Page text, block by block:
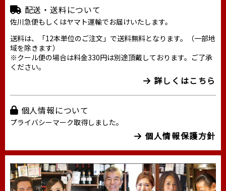
配送・送料について
佐川急便もしくはヤマト運輸でお届けいたします。
送料は、「12本単位のご注文」で送料無料となります。（一部地
域を除きます）
※クール便の場合は料金330円は別途頂戴しております。ご了承
ください。
詳しくはこちら
個人情報について
プライバシーマーク取得しました。
個人情報保護方針